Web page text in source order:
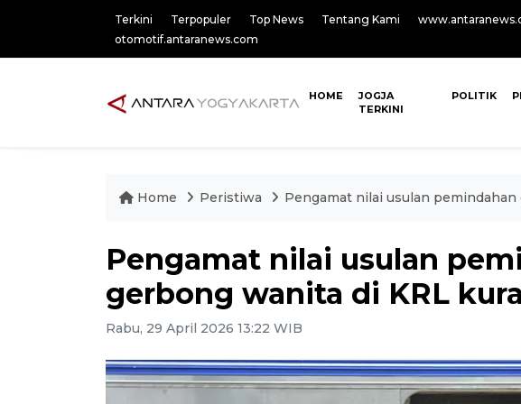
Terkini Terpopuler Top News Tentang Kami
otomotif.antaranews.com
HOME
JOGJA
TERKINI
POLITIK
Home Peristiwa Pengamat nilai usulan
Pengamat nilai usulan
gerbong wanita di KRL
Rabu, 29 April 2026 13:22 WIB